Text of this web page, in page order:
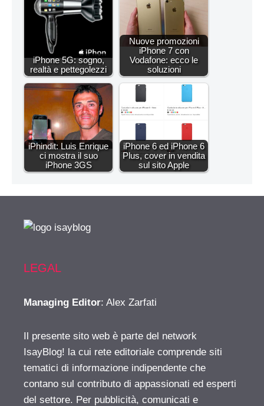
iPhone 5G: sogno,
realtà e pettegolezzi
Nuove promozioni
iPhone 7 con
Vodafone: ecco le
soluzioni
iPhindit: Luis Enrique
ci mostra il suo
iPhone 3GS
iPhone 6 ed iPhone 6
Plus, cover in vendita
sul sito Apple
LEGAL
Managing Editor: Alex Zarfati
Il presente sito web è parte del network
IsayBlog! la cui rete editoriale comprende siti
tematici di informazione indipendente che
contano sul contributo di appassionati ed esperti
del settore. Per pubblicità, comunicati e